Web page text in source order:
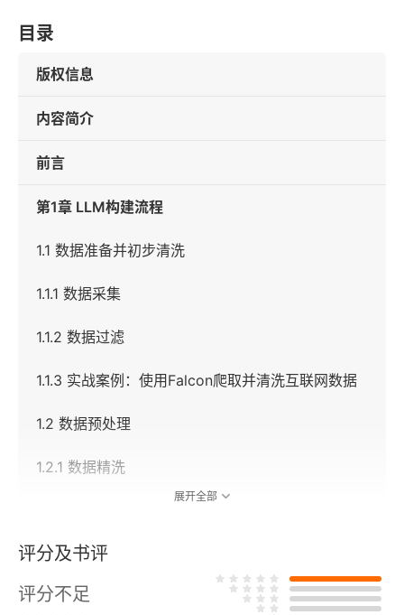
目录
版权信息
内容简介
前言
第1章 LLM构建流程
1.1 数据准备并初步清洗
1.1.1 数据采集
1.1.2 数据过滤
1.1.3 实战案例：使用Falcon爬取并清洗互联网数据
1.2 数据预处理
1.2.1 数据精洗
1.2.3 分词器
1.2.4 定义模型的输入
展开全部
评分及书评
评分不足